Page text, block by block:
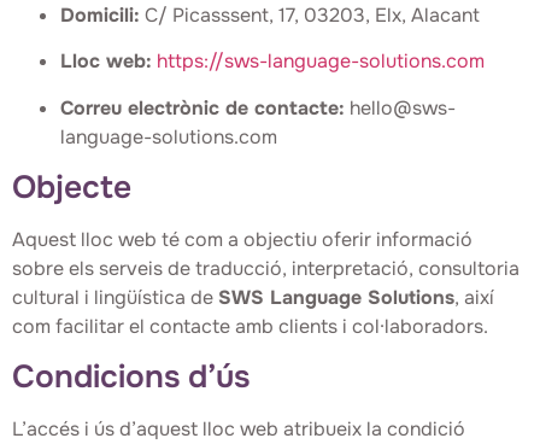
Domicili: C/ Picasssent, 17, 03203, Elx, Alacant
Lloc web: https://sws-language-solutions.com
Correu electrònic de contacte: hello@sws-
language-solutions.com
Objecte
Aquest lloc web té com a objectiu oferir informació
sobre els serveis de traducció, interpretació, consultoria
cultural i lingüística de SWS Language Solutions, així
com facilitar el contacte amb clients i col·laboradors.
Condicions d’ús
L’accés i ús d’aquest lloc web atribueix la condició